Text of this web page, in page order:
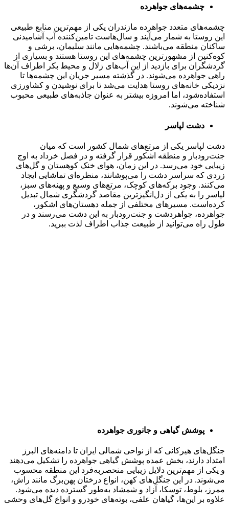
چشمه‌های جواهرده
چشمه‌های متعدد جواهرده مازندران یکی از مهم‌ترین منابع طبیعی
این روستا به شمار می‌آیند و سال‌هاست تامین‌کننده آب آشامیدنی
ساکنان منطقه می‌باشند. چشمه‌هایی مانند سلیمان، برشی و
کوه‌کنین از مشهورترین چشمه‌های این روستا هستند و بسیاری از
گردشگران برای بازدید از این آب‌های زلال و محیط بکر اطراف آن‌ها
راهی جواهرده می‌شوند. در گذشته مسیر جریان این چشمه‌ها تا
نزدیکی خانه‌های روستا هدایت می‌شد تا برای نوشیدن و کشاورزی
استفاده‌شود، اما امروزه بیشتر به عنوان جاذبه‌های طبیعی محبوب
شناخته می‌شوند.
دشت لپاسر
دشت لپاسر یکی از مرتع‌های شمال کشور است که میان
جنت‌رودبار و منطقه اشکور قرار گرفته و در فصل خرداد به اوج
زیبایی خود می‌رسد. در این زمان، هوای خنک کوهستان و گل‌های
زردی که سراسر دشت را می‌پوشانند، منظره‌ای تماشایی ایجاد
می‌کنند. وجود برکه‌های کوچک، مرتع‌های وسیع و پهنه‌های سبز،
لپاسر را به یکی از دل‌انگیزترین مقاصد گردشگری شمال تبدیل
کرده‌است. مسیرهای مختلفی از جمله دهستان‌های اشکور،
جواهرده، جواهردشت و جنت‌رودبار به این دشت می‌رسند و در
طول راه می‌توانید از طبیعت جذاب اطراف لذت ببرید.
پوشش گیاهی و جانوری جواهرده
جنگل‌های هیرکانی که از نواحی شمالی ایران تا دامنه‌های البرز
امتداد دارند، بخش عمده پوشش گیاهی جواهرده را تشکیل می‌دهند
و یکی از مهم‌ترین دلایل زیبایی منحصربه‌فرد این منطقه محسوب
می‌شوند. در این جنگل‌های کهن، انواع درختان پهن‌برگ مانند راش،
ممرز، بلوط، توسکا، آزاد و شمشاد به‌طور گسترده دیده می‌شود.
علاوه بر این‌ها، گیاهان علفی، بوته‌های خودرو و انواع گل‌های وحشی